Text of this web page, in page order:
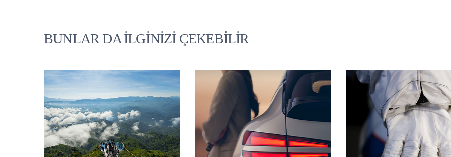
BUNLAR DA İLGİNİZİ ÇEKEBİLİR